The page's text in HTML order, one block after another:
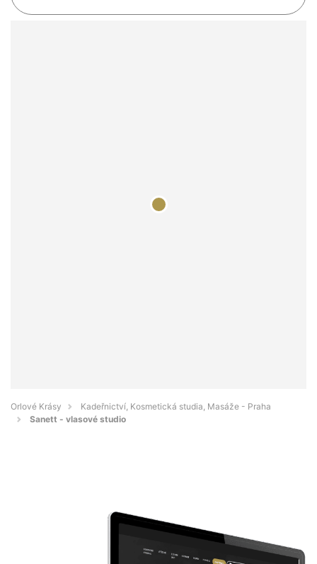
Orlové Krásy
Kadeřnictví, Kosmetická studia, Masáže - Praha
Sanett - vlasové studio